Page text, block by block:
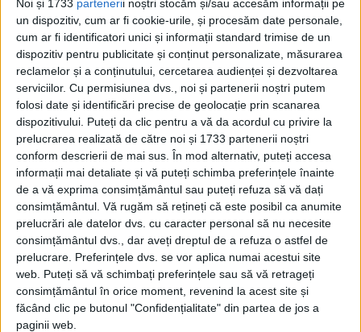
Noi și 1733 partenerii noștri stocăm și/sau accesăm informații pe
un dispozitiv, cum ar fi cookie-urile, și procesăm date personale,
cum ar fi identificatori unici și informații standard trimise de un
dispozitiv pentru publicitate și conținut personalizate, măsurarea
reclamelor și a conținutului, cercetarea audienței și dezvoltarea
serviciilor. Cu permisiunea dvs., noi și partenerii noștri putem
folosi date și identificări precise de geolocație prin scanarea
dispozitivului. Puteți da clic pentru a vă da acordul cu privire la
prelucrarea realizată de către noi și 1733 partenerii noștri
conform descrierii de mai sus. În mod alternativ, puteți accesa
informații mai detaliate și vă puteți schimba preferințele înainte
de a vă exprima consimțământul sau puteți refuza să vă dați
consimțământul. Vă rugăm să rețineți că este posibil ca anumite
prelucrări ale datelor dvs. cu caracter personal să nu necesite
consimțământul dvs., dar aveți dreptul de a refuza o astfel de
prelucrare. Preferințele dvs. se vor aplica numai acestui site
web. Puteți să vă schimbați preferințele sau să vă retrageți
consimțământul în orice moment, revenind la acest site și
făcând clic pe butonul "Confidențialitate" din partea de jos a
paginii web.
Americă Latină de azi.
FUGA
Conformhistory.info , după căderea
regimului Napoleon, Joseph a fugit în SUA
și a trăit în New York și Philadelphia. A
cumpărat o fermă bogată în New Jersey,
unde în final s-a și stabilit.
A construit o vilă uriașă cu o grădină
superbă, toate de pe urma banilor obținuți
din vânzarea bijuteriilor familiei regale din
Spania, pe care le-a furat înainte de a fugi